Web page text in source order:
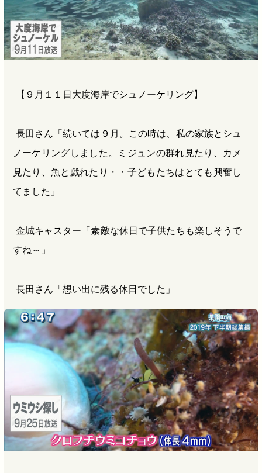
【９月１１日大度海岸でシュノーケリング】
長田さん「続いては９月。この時は、私の家族とシュ
ノーケリングしました。ミジュンの群れ見たり、カメ
見たり、魚と戯れたり・・子どもたちはとても興奮し
てました」
金城キャスター「素敵な休日で子供たちも楽しそうで
すね～」
長田さん「想い出に残る休日でした」